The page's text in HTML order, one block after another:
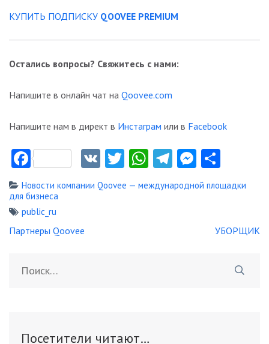
КУПИТЬ ПОДПИСКУ QOOVEE PREMIUM
Остались вопросы? Свяжитесь с нами:
Напишите в онлайн чат на Qoovee.com
Напишите нам в директ в Инстаграм или в Facebook
FacebookVK Twitter
WhatsApp
Telegram
Новости компании Qoovee — международной площадки
для бизнеса
public_ru
Навигация
записям
Партнеры Qoovee УБОРЩИК
Посетители читают…